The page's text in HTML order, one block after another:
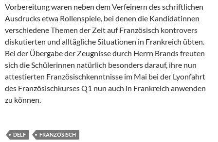
Vorbereitung waren neben dem Verfeinern des schriftlichen
Ausdrucks etwa Rollenspiele, bei denen die Kandidatinnen
verschiedene Themen der Zeit auf Französisch kontrovers
diskutierten und alltägliche Situationen in Frankreich übten.
Bei der Übergabe der Zeugnisse durch Herrn Brands freuten
sich die Schülerinnen natürlich besonders darauf, ihre nun
attestierten Französischkenntnisse im Mai bei der Lyonfahrt
des Französischkurses Q1 nun auch in Frankreich anwenden
zu können.
DELF FRANZÖSISCH